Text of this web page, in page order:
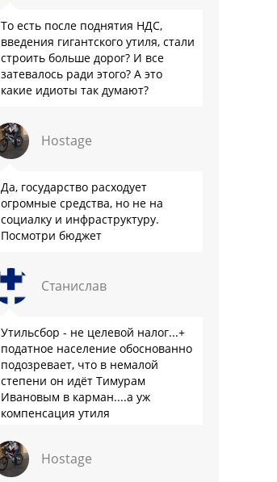
То есть после поднятия НДС,
введения гигантского утиля, стали
строить больше дорог? И все
затевалось ради этого? А это
какие идиоты так думают?
Hostage
Да, государство расходует
огромные средства, но не на
социалку и инфраструктуру.
Посмотри бюджет
Станислав
Утильсбор - не целевой налог...+
податное население обоснованно
подозревает, что в немалой
степени он идёт Тимурам
Ивановым в карман....а уж
компенсация утиля
что прям эталон коррупции
Hostage